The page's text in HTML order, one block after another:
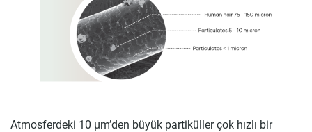
Atmosferdeki 10 μm’den büyük partiküller çok hızlı bir